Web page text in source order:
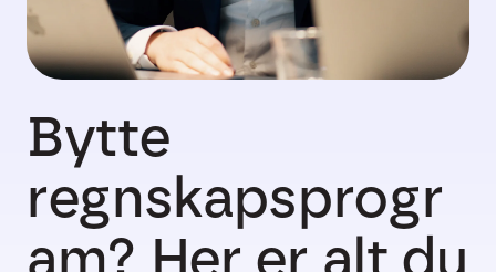
Bytte
regnskapsprogr
am? Her er alt du